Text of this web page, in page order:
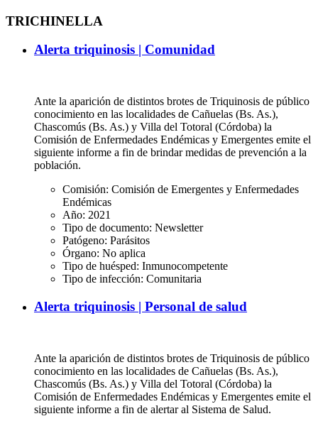
TRICHINELLA
Alerta triquinosis | Comunidad
Ante la aparición de distintos brotes de Triquinosis de público
conocimiento en las localidades de Cañuelas (Bs. As.),
Chascomús (Bs. As.) y Villa del Totoral (Córdoba) la
Comisión de Enfermedades Endémicas y Emergentes emite el
siguiente informe a fin de brindar medidas de prevención a la
población.
Comisión: Comisión de Emergentes y Enfermedades
Endémicas
Año: 2021
Tipo de documento: Newsletter
Patógeno: Parásitos
Órgano: No aplica
Tipo de huésped: Inmunocompetente
Tipo de infección: Comunitaria
Alerta triquinosis | Personal de salud
Ante la aparición de distintos brotes de Triquinosis de público
conocimiento en las localidades de Cañuelas (Bs. As.),
Chascomús (Bs. As.) y Villa del Totoral (Córdoba) la
Comisión de Enfermedades Endémicas y Emergentes emite el
siguiente informe a fin de alertar al Sistema de Salud.